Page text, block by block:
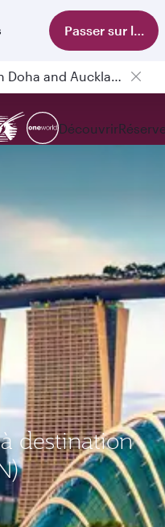
Passer sur
Passengers flying between Doha and Auckland on QR914 and QR915
Découvrir
destination